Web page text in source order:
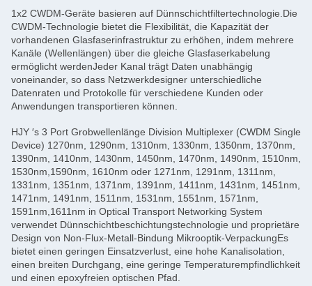
1x2 CWDM-Geräte basieren auf Dünnschichtfiltertechnologie.Die
CWDM-Technologie bietet die Flexibilität, die Kapazität der
vorhandenen Glasfaserinfrastruktur zu erhöhen, indem mehrere
Kanäle (Wellenlängen) über die gleiche Glasfaserkabelung
ermöglicht werdenJeder Kanal trägt Daten unabhängig
voneinander, so dass Netzwerkdesigner unterschiedliche
Datenraten und Protokolle für verschiedene Kunden oder
Anwendungen transportieren können.
HJY ′s 3 Port Grobwellenlänge Division Multiplexer (CWDM Single
Device) 1270nm, 1290nm, 1310nm, 1330nm, 1350nm, 1370nm,
1390nm, 1410nm, 1430nm, 1450nm, 1470nm, 1490nm, 1510nm,
1530nm,1590nm, 1610nm oder 1271nm, 1291nm, 1311nm,
1331nm, 1351nm, 1371nm, 1391nm, 1411nm, 1431nm, 1451nm,
1471nm, 1491nm, 1511nm, 1531nm, 1551nm, 1571nm,
1591nm,1611nm in Optical Transport Networking System
verwendet Dünnschichtbeschichtungstechnologie und proprietäre
Design von Non-Flux-Metall-Bindung Mikrooptik-VerpackungEs
bietet einen geringen Einsatzverlust, eine hohe Kanalisolation,
einen breiten Durchgang, eine geringe Temperaturempfindlichkeit
und einen epoxyfreien optischen Pfad.